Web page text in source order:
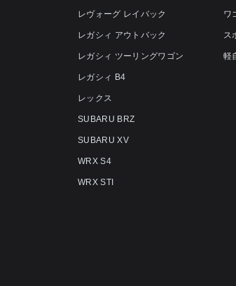
レヴォーグ レイバック
レガシィ アウトバック
レガシィ ツーリングワゴン
レガシィ B4
レックス
SUBARU BRZ
SUBARU XV
WRX S4
WRX STI
ワ
ス
軽